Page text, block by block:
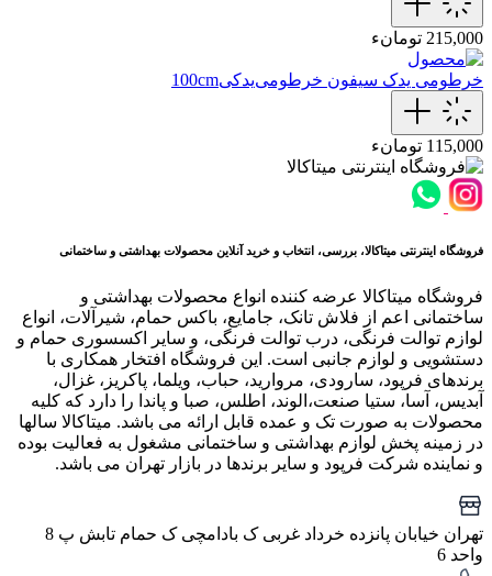
215,000 تومانء
خرطومی یدک سیفون خرطومی‌یدکی100cm
115,000 تومانء
فروشگاه اینترنتی میتاکالا، بررسی، انتخاب و خرید آنلاین محصولات بهداشتی و ساختمانی
فروشگاه میتاکالا عرضه کننده انواع محصولات بهداشتی و
ساختمانی اعم از فلاش تانک، جامایع، باکس حمام، شیرآلات، انواع
لوازم توالت فرنگی، درب توالت فرنگی، و سایر اکسسوری حمام و
دستشویی و لوازم جانبی است. این فروشگاه افتخار همکاری با
برندهای فرپود، سارودی، مروارید، حباب، ویلما، پاکریز، غزال،
آبدیس، آسا، ستیا صنعت،الوند، اطلس، صبا و پاندا را دارد که کلیه
محصولات به صورت تک و عمده قابل ارائه می باشد. میتاکالا سالها
در زمینه پخش لوازم بهداشتی و ساختمانی مشغول به فعالیت بوده
و نماینده شرکت فرپود و سایر برندها در بازار تهران می باشد.
تهران خیابان پانزده خرداد غربی ک بادامچی ک حمام تابش پ 8
واحد 6